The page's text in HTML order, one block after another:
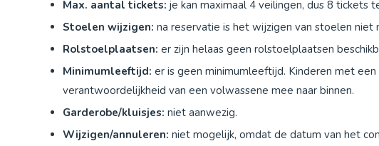
Max. aantal tickets: je kan maximaal 4 veilingen, dus 8 tickets
Stoelen wijzigen: na reservatie is het wijzigen van stoelen niet
Rolstoelplaatsen: er zijn helaas geen rolstoelplaatsen
Minimumleeftijd: er is geen minimumleeftijd. Kinderen met
verantwoordelijkheid van een volwassene mee naar binnen.
Garderobe/kluisjes: niet aanwezig.
Wijzigen/annuleren: niet mogelijk, omdat de datum van het